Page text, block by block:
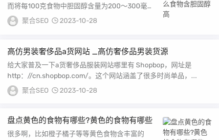
而将每100克食物中胆固醇含量为200～300毫克
的食物称高胆固醇食物，如猪肾猪肝猪肚蚌肉蛀...
聚合SEO 2023-10-28
高仿男装奢侈品a货网站 _高仿奢侈品男装货源
给大家普及一下a货奢侈品服装网站哪里有 Shopbop，网址是
http：//cn.shopbop.com/。这个网站涵盖了很多时尚单品，...
聚合SEO
2023-10-28
盘点黄色的食物有哪些?黄色的食物有哪些
很多啊，比如橙子橘子等等黄色食物含丰富的